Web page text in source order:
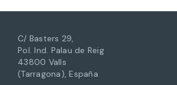
C/ Basters 29,
Pol. Ind. Palau de Reig
43800 Valls
(Tarragona), España